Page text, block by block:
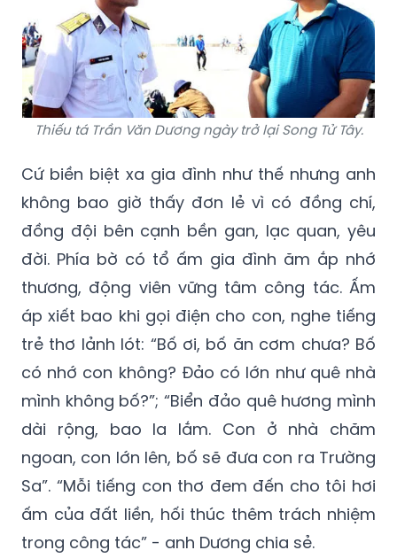
Thiếu tá Trần Văn Dương ngày trở lại Song Tử Tây.
Cứ biền biệt xa gia đình như thế nhưng anh
không bao giờ thấy đơn lẻ vì có đồng chí,
đồng đội bên cạnh bền gan, lạc quan, yêu
đời. Phía bờ có tổ ấm gia đình ăm ắp nhớ
thương, động viên vững tâm công tác. Ấm
áp xiết bao khi gọi điện cho con, nghe tiếng
trẻ thơ lảnh lót: “Bố ơi, bố ăn cơm chưa? Bố
có nhớ con không? Đảo có lớn như quê nhà
mình không bố?”; “Biển đảo quê hương mình
dài rộng, bao la lắm. Con ở nhà chăm
ngoan, con lớn lên, bố sẽ đưa con ra Trường
Sa”. “Mỗi tiếng con thơ đem đến cho tôi hơi
ấm của đất liền, hối thúc thêm trách nhiệm
trong công tác” - anh Dương chia sẻ.